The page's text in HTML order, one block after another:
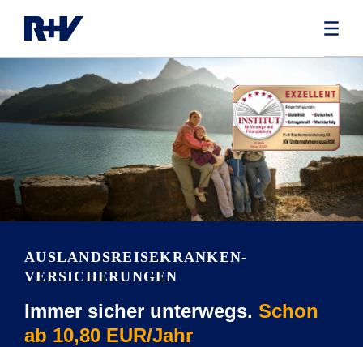
AUSLANDSREISEKRANKEN­
VERSICHERUNGEN
Immer sicher unterwegs. Schon
ab 10,80 EUR/Jahr